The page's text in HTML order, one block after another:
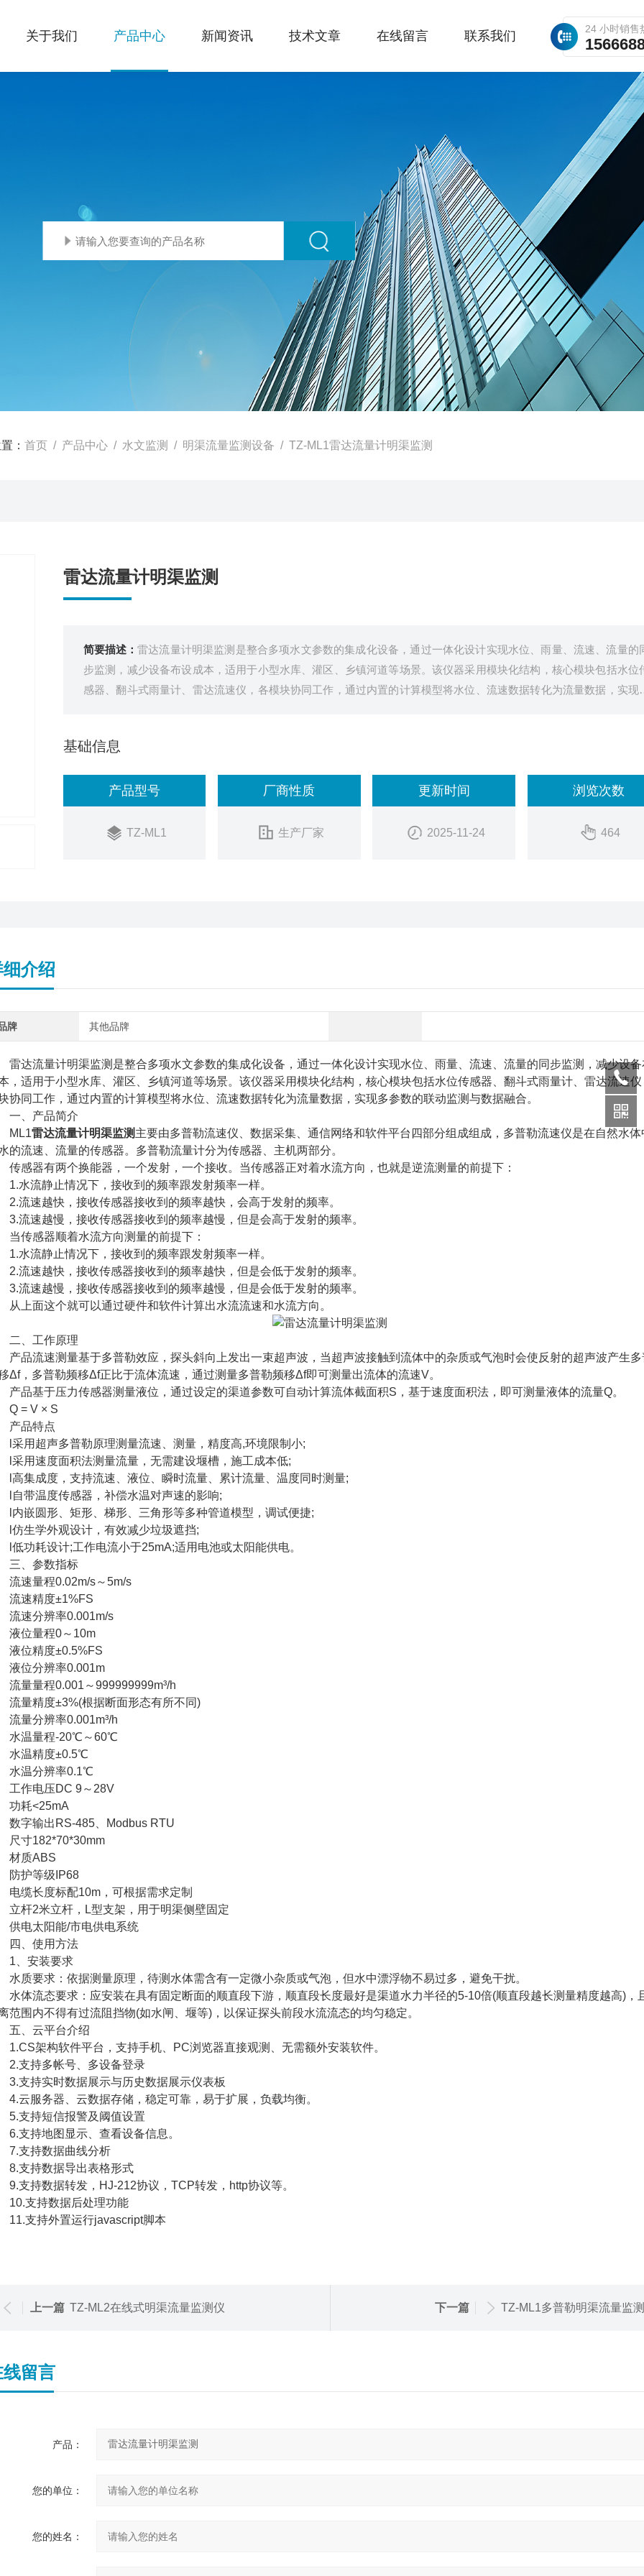
24 小时销售
关于我们 产品中心 新闻资讯 技术文章 在线留言 联系我们
： 首页 / 产品中心 / 水文监测 / 明渠流量监测设备 / TZ-ML1雷达流量计明渠监测
雷达流量计明渠监测
简要描述： 雷达流量计明渠监测是整合多项水文参数的集成化设备，通过一体化设计实现水位、雨量、流速、流量的
步监测，减少设备布设成本，适用于小型水库、灌区、乡镇河道等场景。该仪器采用模块化结构，核心模块包括水位
感器、翻斗式雨量计、雷达流速仪，各模块协同工作，通过内置的计算模型将水位、流速数据转化为流量数据，实现
基础信息
产品型号
TZ-ML1
厂商性质
生产厂家
更新时间
2025-11-24
浏览次数
464
介绍
牌 其他品牌
流量计明渠监测是整合多项水文参数的集成化设备，通过一体化设计实现水位、雨量、流速、流量的同步监测，减少设备
，适用于小型水库、灌区、乡镇河道等场景。该仪器采用模块化结构，核心模块包括水位传感器、翻斗式雨量计、雷达流速
协同工作，通过内置的计算模型将水位、流速数据转化为流量数据，实现多参数的联动监测与数据融合。
产品简介
雷达流量计明渠监测 主要由多普勒流速仪、数据采集、通信网络和软件平台四部分组成组成，多普勒流速仪是在自然水体
的流速、流量的传感器。多普勒流量计分为传感器、主机两部分。
器有两个换能器，一个发射，一个接收。当传感器正对着水流方向，也就是逆流测量的前提下：
流静止情况下，接收到的频率跟发射频率一样。
速越快，接收传感器接收到的频率越快，会高于发射的频率。
速越慢，接收传感器接收到的频率越慢，但是会高于发射的频率。
感器顺着水流方向测量的前提下：
流静止情况下，接收到的频率跟发射频率一样。
速越快，接收传感器接收到的频率越快，但是会低于发射的频率。
速越慢，接收传感器接收到的频率越慢，但是会低于发射的频率。
面这个就可以通过硬件和软件计算出水流流速和水流方向。
工作原理
流速测量基于多普勒效应，探头斜向上发出一束超声波，当超声波接触到流体中的杂质或气泡时会使反射的超声波产生多
Δf，多普勒频移Δf正比于流体流速，通过测量多普勒频移Δf即可测量出流体的流速V。
基于压力传感器测量液位，通过设定的渠道参数可自动计算流体截面积S，基于速度面积法，即可测量液体的流量Q。
= V × S
品特点
超声多普勒原理测量流速、测量，精度高,环境限制小;
速度面积法测量流量，无需建设堰槽，施工成本低;
成度，支持流速、液位、瞬时流量、累计流量、温度同时测量;
温度传感器，补偿水温对声速的影响;
圆形、矩形、梯形、三角形等多种管道模型，调试便捷;
学外观设计，有效减少垃圾遮挡;
耗设计;工作电流小于25mA;适用电池或太阳能供电。
参数指标
量程0.02m/s～5m/s
精度±1%FS
分辨率0.001m/s
量程0～10m
精度±0.5%FS
分辨率0.001m
量程0.001～999999999m³/h
精度±3%(根据断面形态有所不同)
分辨率0.001m³/h
量程-20℃～60℃
精度±0.5℃
分辨率0.1℃
电压DC 9～28V
<25mA
输出RS-485、Modbus RTU
182*70*30mm
质ABS
等级IP68
长度标配10m，可根据需求定制
2米立杆，L型支架，用于明渠侧壁固定
太阳能/市电供电系统
使用方法
安装要求
要求：依据测量原理，待测水体需含有一定微小杂质或气泡，但水中漂浮物不易过多，避免干扰。
流态要求：应安装在具有固定断面的顺直段下游，顺直段长度最好是渠道水力半径的5-10倍(顺直段越长测量精度越高)，
范围内不得有过流阻挡物(如水闸、堰等)，以保证探头前段水流流态的均匀稳定。
云平台介绍
架构软件平台，支持手机、PC浏览器直接观测、无需额外安装软件。
持多帐号、多设备登录
持实时数据展示与历史数据展示仪表板
服务器、云数据存储，稳定可靠，易于扩展，负载均衡。
持短信报警及阈值设置
持地图显示、查看设备信息。
持数据曲线分析
持数据导出表格形式
持数据转发，HJ-212协议，TCP转发，http协议等。
支持数据后处理功能
支持外置运行javascript脚本
上一篇 TZ-ML2在线式明渠流量监测仪 下一篇 TZ-ML1多普勒明渠流量监
线留言
产品：
您的单位：
您的姓名：